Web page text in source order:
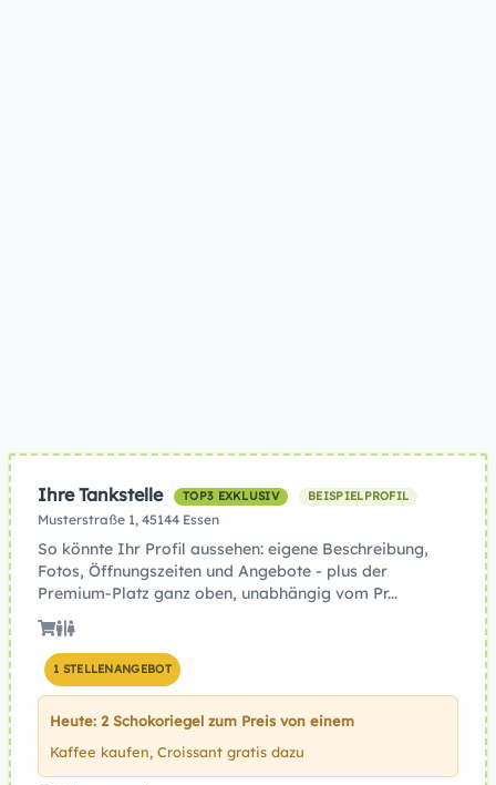
Ihre Tankstelle TOP3 EXKLUSIV BEISPIELPROFIL
Musterstraße 1, 45144 Essen
So könnte Ihr Profil aussehen: eigene Beschreibung,
Fotos, Öffnungszeiten und Angebote - plus der
Premium-Platz ganz oben, unabhängig vom Pr...
1 STELLENANGEBOT
Heute: 2 Schokoriegel zum Preis von einem
Kaffee kaufen, Croissant gratis dazu